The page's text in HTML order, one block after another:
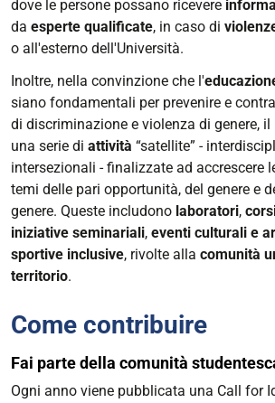
dove le persone possano ricevere
da esperte qualificate, in caso di
o all'esterno dell'Università.
Inoltre, nella convinzione che l'
siano fondamentali per prevenire e
di discriminazione e violenza di genere, il
una serie di attività “satellite” -
intersezionali - finalizzate ad accrescere
temi delle pari opportunità, del genere e
genere. Queste includono laboratori,
iniziative seminariali, eventi culturali e
sportive inclusive, rivolte alla comunità
territorio.
Come contribuire
Fai parte della comunità
Ogni anno viene pubblicata una Call for